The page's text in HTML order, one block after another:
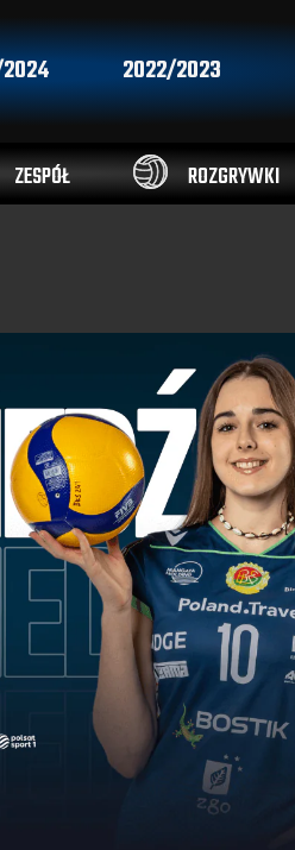
2022/2023
ZESPÓŁ ROZGRYWKI